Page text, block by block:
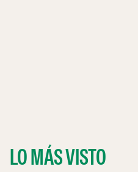
LO MÁS VISTO